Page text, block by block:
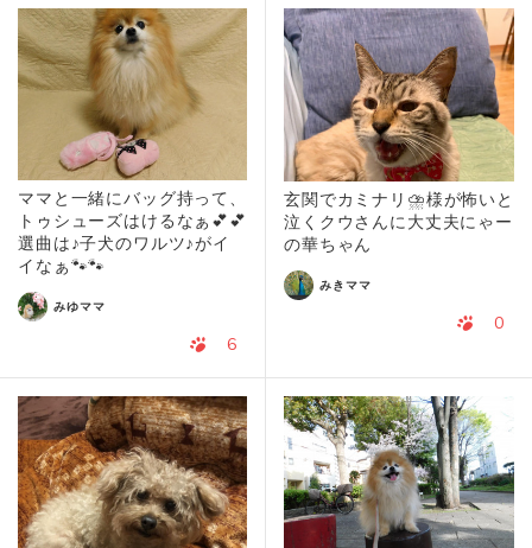
ママと一緒にバッグ持って、
トゥシューズはけるなぁ💕💕
選曲は♪子犬のワルツ♪がイ
イなぁ🐾🐾
みゆママ
6
玄関でカミナリ⛈️様が怖いと
泣くクウさんに大丈夫にゃー
の華ちゃん
みきママ
0